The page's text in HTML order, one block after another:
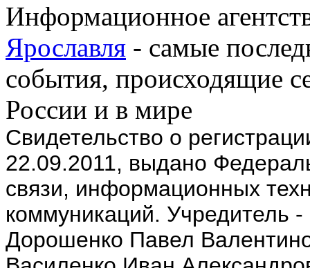
Информационное
Ярославля - самые
события, происходящие
России и в мире
Cвидетельство о
22.09.2011, выдано
связи, информационных
коммуникаций.
Дорошенко Павел